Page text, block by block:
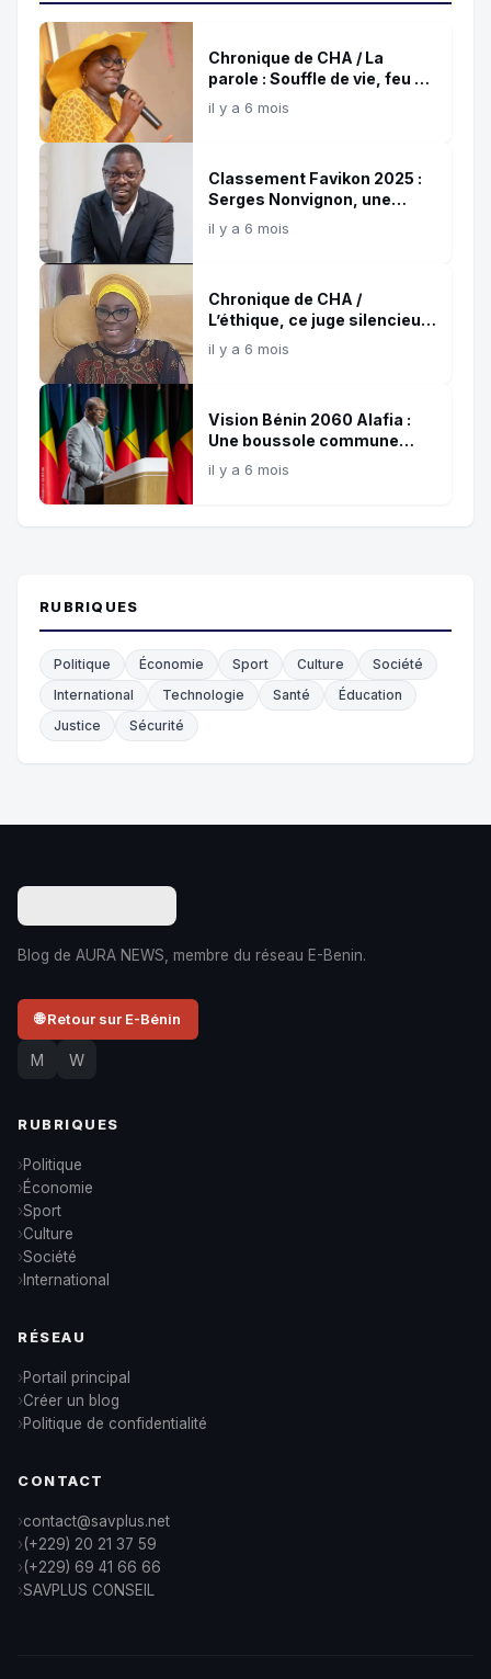
Chronique de CHA / La
parole : Souffle de vie, feu de
destruction !
il y a 6 mois
Classement Favikon 2025 :
Serges Nonvignon, une
référence confirmée de
l’influence digitale africaine
il y a 6 mois
Chronique de CHA /
L’éthique, ce juge silencieux
et témoin de nos choix !
il y a 6 mois
Vision Bénin 2060 Alafia :
Une boussole commune
pour les 35 prochaines
années
il y a 6 mois
RUBRIQUES
Politique Économie Sport Culture
Société
International
Technologie Santé
Éducation
Justice
Sécurité
Blog de AURA NEWS, membre du réseau E-Benin.
🌐 Retour sur E-Bénin
M W
RUBRIQUES
Politique
Économie
Sport
Culture
Société
International
RÉSEAU
Portail principal
Créer un blog
Politique de confidentialité
CONTACT
contact@savplus.net
(+229) 20 21 37 59
(+229) 69 41 66 66
SAVPLUS CONSEIL